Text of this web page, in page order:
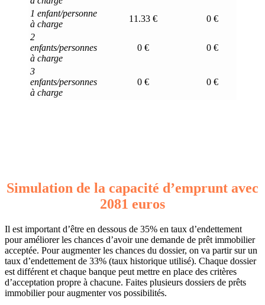
1 enfant/personne
à charge
11.33 €
0 €
2
enfants/personnes
à charge
0 € 0 €
3
enfants/personnes
à charge
0 € 0 €
Simulation de la capacité d’emprunt avec
2081 euros
Il est important d’être en dessous de 35% en taux d’endettement
pour améliorer les chances d’avoir une demande de prêt immobilier
acceptée. Pour augmenter les chances du dossier, on va partir sur un
taux d’endettement de 33% (taux historique utilisé). Chaque dossier
est différent et chaque banque peut mettre en place des critères
d’acceptation propre à chacune. Faites plusieurs dossiers de prêts
immobilier pour augmenter vos possibilités.